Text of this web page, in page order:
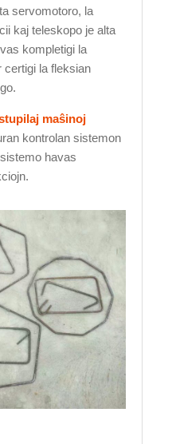
servomotoro, la
kaj teleskopo je alta
kompletigi la
certigi la fleksian
maŝinoj
kontrolan sistemon
havas